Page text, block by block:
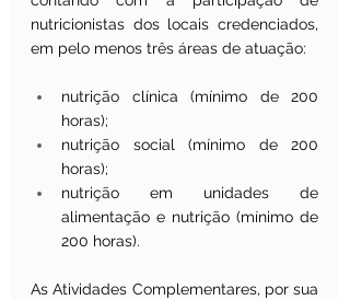
nutricionistas dos locais credenciados,
em pelo menos três áreas de atuação:
nutrição clínica (mínimo de 200
horas);
nutrição social (mínimo de 200
horas);
nutrição em unidades de
alimentação e nutrição (mínimo de
200 horas).
As Atividades Complementares, por sua